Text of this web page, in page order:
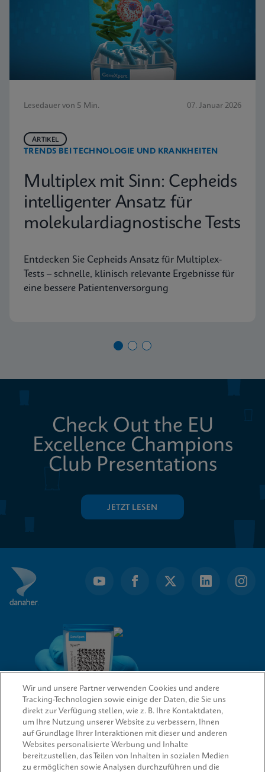
Lesedauer von 5 Min. 07. Januar 2026
TRENDS BEI TECHNOLOGIE UND KRANKHEITEN
ARTIKEL
Multiplex mit Sinn: Cepheids
intelligenter Ansatz für
molekulardiagnostische Tests
Entdecken Sie Cepheids Ansatz für Multiplex-
Tests – schnelle, klinisch relevante Ergebnisse für
eine bessere Patientenversorgung
Check Out the EU
Excellence Champions
Club Presentations
JETZT LESEN
QUICK LINKS
Wir und unsere Partner verwenden Cookies und andere
Tracking-Technologien sowie einige der Daten, die Sie uns
direkt zur Verfügung stellen, wie z. B. Ihre Kontaktdaten,
um Ihre Nutzung unserer Website zu verbessern, Ihnen
auf Grundlage Ihrer Interaktionen mit dieser und anderen
Websites personalisierte Werbung und Inhalte
bereitzustellen, das Teilen von Inhalten in sozialen Medien
zu ermöglichen sowie Analysen durchzuführen und die